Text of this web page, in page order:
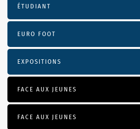
ÉTUDIANT
EURO FOOT
EXPOSITIONS
FACE AUX JEUNES
FACE AUX JEUNES